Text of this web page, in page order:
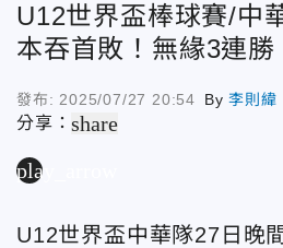
U12世界盃棒球賽/中
本吞首敗！無緣3連勝
發布: 2025/07/27 20:54 By李則緯
分享：share
play_arrow
U12世界盃中華隊27日晚